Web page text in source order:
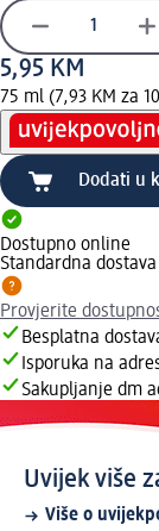
5,95 KM
75 ml (7,93 KM za
Dodati u
Dostupno online
Standardna
Provjerite
Besplatna
Isporuka na
Sakupljanje dm
Uvijek više
Više o